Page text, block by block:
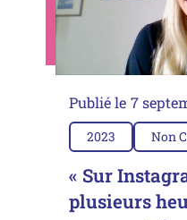
Publié le 7
2023 Non
« Sur
plusieurs